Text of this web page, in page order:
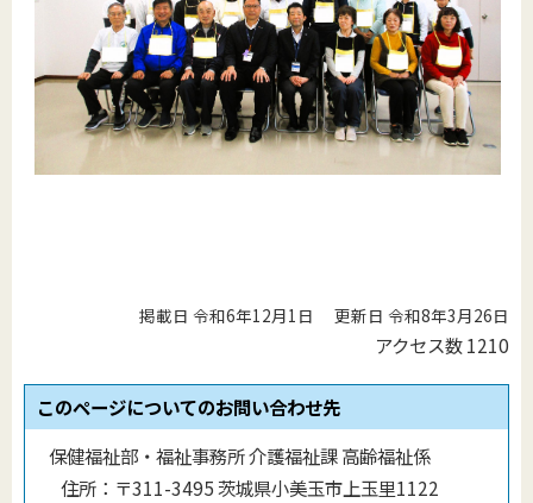
掲載日 令和6年12月1日 更新日 令和8年3月26日
アクセス数1210
このページについてのお問い合わせ先
保健福祉部・福祉事務所 介護福祉課 高齢福祉係
住所： 〒311-3495 茨城県小美玉市上玉里1122